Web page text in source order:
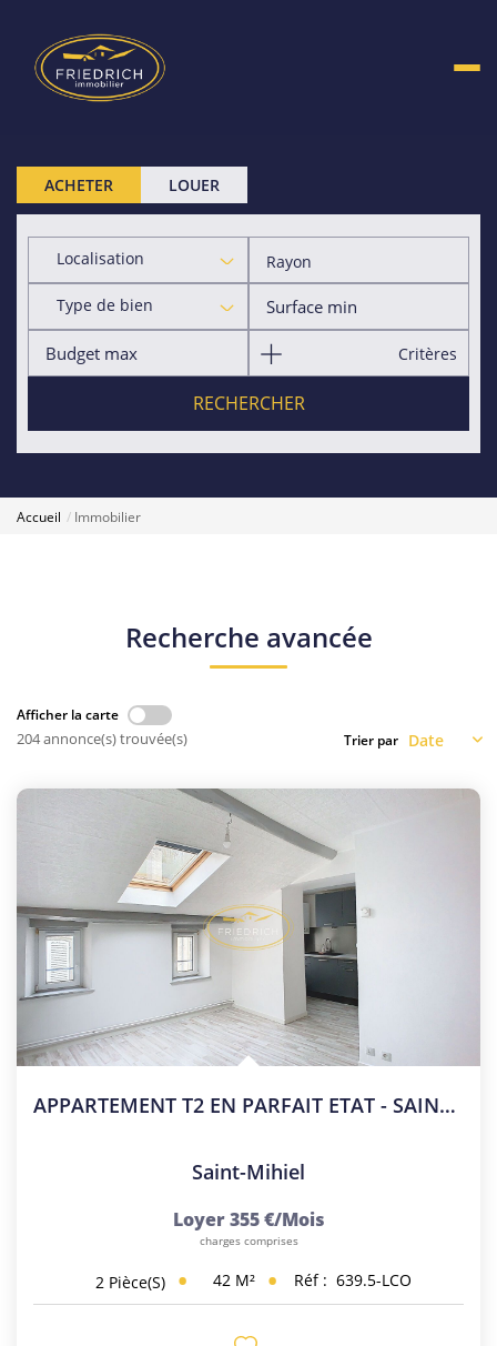
ACHETER LOUER
Localisation Rayon
Type de bien
Critères
RECHERCHER
Accueil Immobilier
Recherche avancée
Afficher la carte
204 annonce(s) trouvée(s) Trier par
APPARTEMENT T2 EN PARFAIT ETAT - SAINT-MIHIEL
Saint-Mihiel
Loyer 355 €/mois
charges comprises
2 Pièce(s) 42 M² Réf : 639.5-LCO